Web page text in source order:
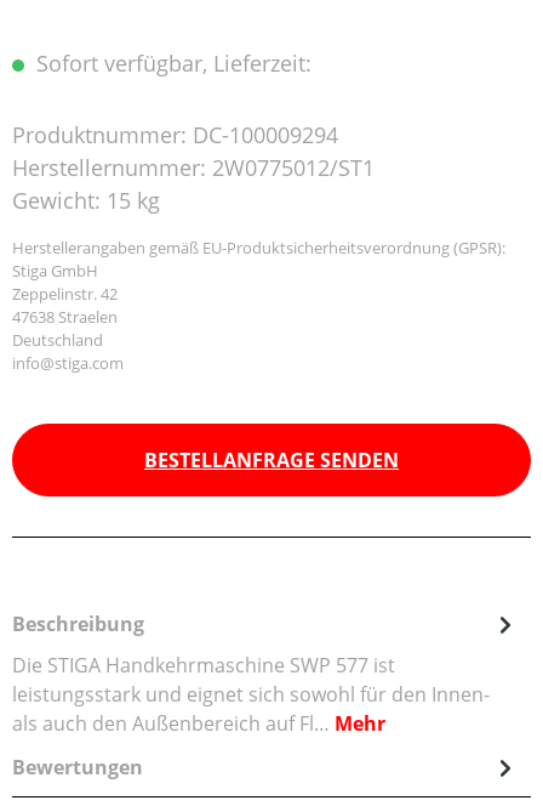
Sofort verfügbar, Lieferzeit:
Produktnummer: DC-100009294
Herstellernummer: 2W0775012/ST1
Gewicht: 15 kg
Herstellerangaben gemäß EU-Produktsicherheitsverordnung (GPSR):
Stiga GmbH
Zeppelinstr. 42
47638 Straelen
Deutschland
info@stiga.com
BESTELLANFRAGE SENDEN
Beschreibung
Die STIGA Handkehrmaschine SWP 577 ist
leistungsstark und eignet sich sowohl für den Innen-
als auch den Außenbereich auf Fl… Mehr
Bewertungen